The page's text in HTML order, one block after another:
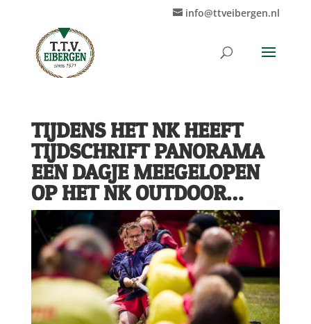
info@ttveibergen.nl
TIJDENS HET NK HEEFT
TIJDSCHRIFT PANORAMA
EEN DAGJE MEEGELOPEN
OP HET NK OUTDOOR…